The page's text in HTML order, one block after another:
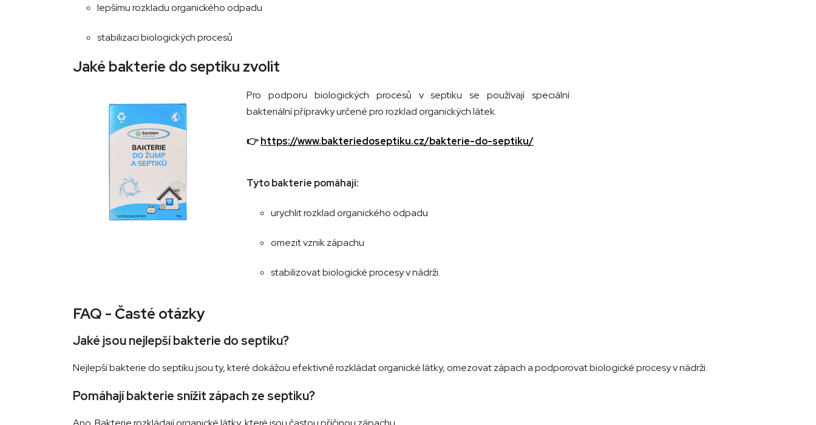
lepšímu rozkladu organického odpadu
stabilizaci biologických procesů
Jaké bakterie do septiku zvolit
Pro podporu biologických procesů v septiku se používají speciální
bakteriální přípravky určené pro rozklad organických látek.
👉https://www.bakteriedoseptiku.cz/bakterie-do-septiku/
Tyto bakterie pomáhají:
urychlit rozklad organického odpadu
omezit vznik zápachu
stabilizovat biologické procesy v nádrži.
FAQ - Časté otázky
Jaké jsou nejlepší bakterie do septiku?
Nejlepší bakterie do septiku jsou ty, které dokážou efektivně rozkládat organické látky, omezovat zápach a podporovat biologické procesy v nádrži.
Pomáhají bakterie snížit zápach ze septiku?